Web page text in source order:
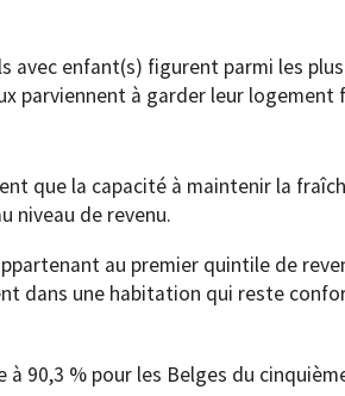
avec enfant(s) figurent parmi les
parviennent à garder leur logement
que la capacité à maintenir la
niveau de revenu.
au premier quintile de
dans une habitation qui reste
à 90,3 % pour les Belges du